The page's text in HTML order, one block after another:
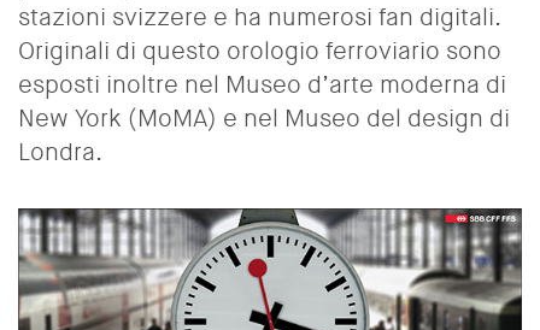
stazioni svizzere e ha numerosi fan digitali.
Originali di questo orologio ferroviario sono
esposti inoltre nel Museo d’arte moderna di
New York (MoMA) e nel Museo del design di
Londra.